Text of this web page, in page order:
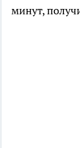
минут,